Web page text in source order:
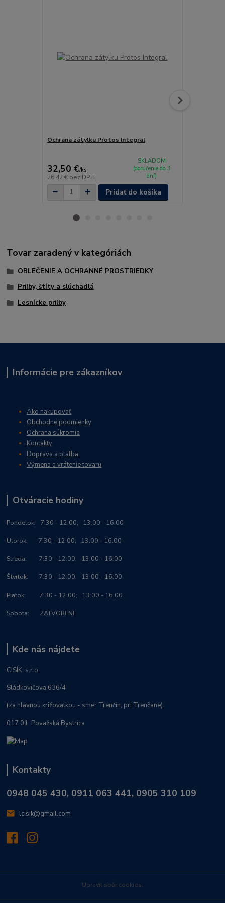
Ochrana zátylku Protos Integral
32,50 €/ks
26,42 € bez DPH
SKLADOM
(doručenie do 3
dní)
Pridať do košíka
Tovar zaradený v kategóriách
OBLEČENIE A OCHRANNÉ PROSTRIEDKY
Prilby, štíty a slúchadlá
Lesnícke prilby
Informácie pre zákazníkov
Ako nakupovať
Obchodné podmienky
Ochrana súkromia
Kontakty
Doprava a platba
Výmena a vrátenie tovaru
Otváracie hodiny
Pondelok: 7:30 - 12:00; 13:00 - 16:00
Utorok: 7:30 - 12:00; 13:00 - 16:00
Streda: 7:30 - 12:00; 13:00 - 16:00
Štvrtok: 7:30 - 12:00; 13:00 - 16:00
Piatok: 7:30 - 12:00; 13:00 - 16:00
Sobota: ZATVORENÉ
Kde nás nájdete
CISÍK, s.r.o.
Sládkovičova 636/4
(za hlavnou križovatkou - smer Trenčín, pri Trenčane)
017 01 Považská Bystrica
Kontakty
0948 045 430, 0911 063 441, 0905 310 109
lcisik@gmail.com
Upravit sběr cookies.